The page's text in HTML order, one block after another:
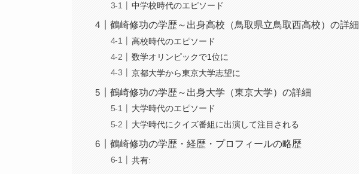
中学校時代のエピソード
鶴崎修功の学歴～出身高校（鳥取県立鳥取西高校）の詳細
高校時代のエピソード
数学オリンピックで1位に
京都大学から東京大学志望に
鶴崎修功の学歴～出身大学（東京大学）の詳細
大学時代のエピソード
大学時代にクイズ番組に出演して注目される
鶴崎修功の学歴・経歴・プロフィールの略歴
共有: